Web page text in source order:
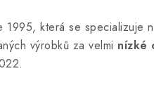
která se specializuje
výrobků za velmi nízké